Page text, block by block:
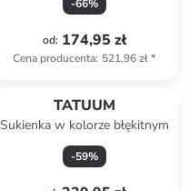
-66%
od: 174,95 zł
Cena producenta: 521,96 zł*
TATUUM
Sukienka w kolorze błękitnym
-59%